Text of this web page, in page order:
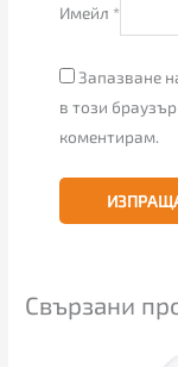
Имейл *
Запазване
в този
коментирам.
Свързани